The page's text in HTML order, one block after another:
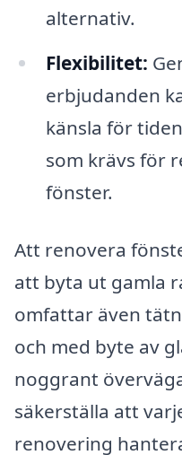
alternativ.
Flexibilitet:
erbjudanden
känsla för
som krävs för
fönster.
Att renovera
att byta ut gamla
omfattar även
och med byte av
noggrant
säkerställa att
renovering